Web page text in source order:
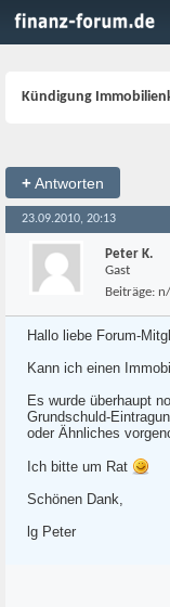
Kündigung
+Antworten
23.09.2010, 20:13
Peter K.
Gast
Beiträge:
Hallo liebe Forum-
Kann ich einen
Es wurde überhaupt
Grundschuld-
oder Ähnliches
Ich bitte um Rat
Schönen Dank,
lg Peter